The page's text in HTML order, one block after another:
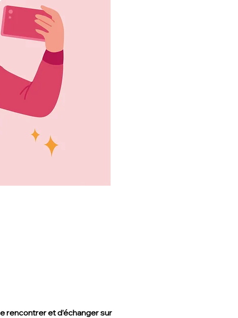
rencontrer et d’échanger sur